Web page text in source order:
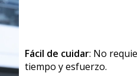
Fácil de cuidar: No
tiempo y esfuerzo.